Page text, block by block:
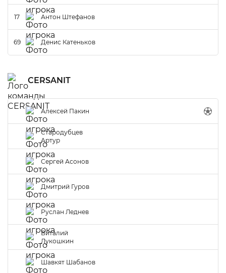
17 Антон Штефанов
69 Денис Катеньков
CERSANIT
Алексей Пакин
Стародубцев
Артур
Сергей Асонов
Дмитрий Гуров
Руслан Леднев
Виталий
Лукошкин
Шавкят Шабанов